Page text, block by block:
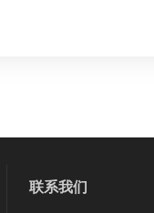
联系我们